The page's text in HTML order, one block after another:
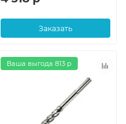
Заказать
Ваша выгода 813 р